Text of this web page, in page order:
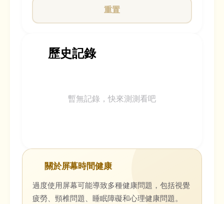
重置
歷史記錄
暫無記錄，快來測測看吧
關於屏幕時間健康
過度使用屏幕可能導致多種健康問題，包括視覺
疲勞、頸椎問題、睡眠障礙和心理健康問題。